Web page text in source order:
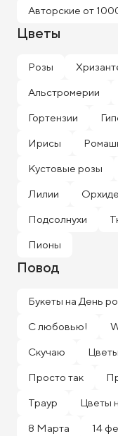
Авторские от
Цветы
Розы
Альстромерии
Гортензии
Ирисы
Кустовые розы
Лилии
Подсолнухи
Пионы
Повод
Букеты на День
С любовью!
Скучаю
Просто так
Траур Цветы
8 Марта 14